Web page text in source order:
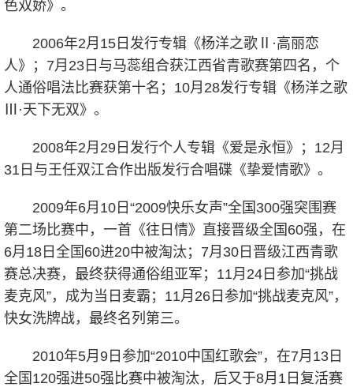
色双娇》。
2006年2月15日发行专辑《杨洋之歌Ⅱ·高丽恋
人》；7月23日与马蕊组合获江西省青歌赛第四名，个
人通俗唱法比赛获第十名；10月28发行专辑《杨洋之歌
Ⅲ·天下无双》。
2008年2月29日发行个人专辑《爱是永恒》；12月
31日与王任双江合作出版发行合唱碟《挚爱情歌》。
2009年6月10日“2009快乐女声”全国300强突围赛
第二场比赛中，一首《往日情》直接晋级全国60强，在
6月18日全国60进20中被淘汰；7月30日晋级江西青歌
赛总决赛，最终获得通俗组亚军；11月24日参加“挑战
麦克风”，成为当日麦霸；11月26日参加“挑战麦克风”，
快女洗牌战，最终名列第三。
2010年5月9日参加“2010中国红歌会”，在7月13日
全国120强进50强比赛中被淘汰，后又于8月1日复活赛